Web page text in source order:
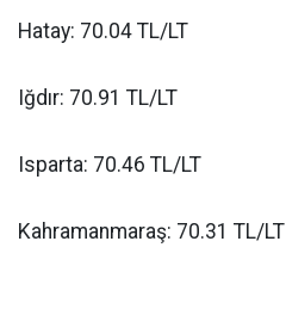
Hatay: 70.04 TL/LT
Iğdır: 70.91 TL/LT
Isparta: 70.46 TL/LT
Kahramanmaraş: 70.31 TL/LT